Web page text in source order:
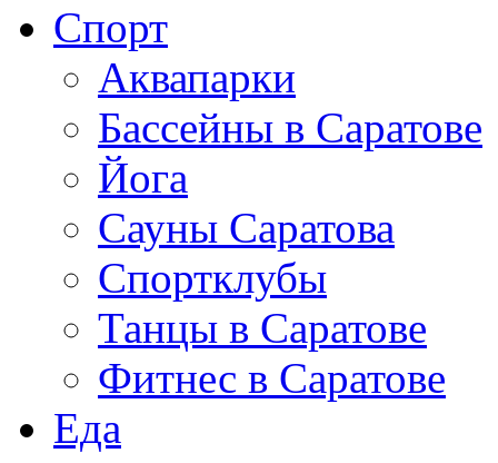
Спорт
Аквапарки
Бассейны в Саратове
Йога
Сауны Саратова
Спортклубы
Танцы в Саратове
Фитнес в Саратове
Еда